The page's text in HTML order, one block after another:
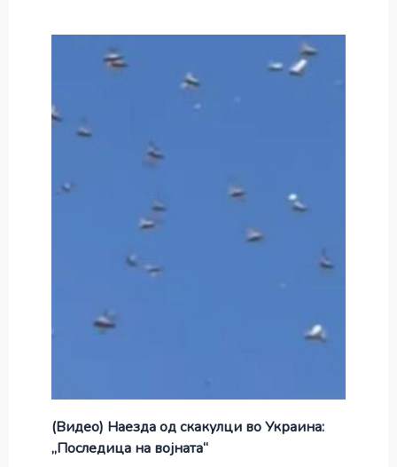
(Видео) Наезда од скакулци во Украина:
„Последица на војната“